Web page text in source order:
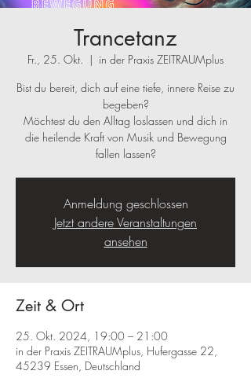
Trancetanz
Fr., 25. Okt.
  |
in der Praxis ZEITRAUMplus
Bist du bereit, dich auf eine tiefe, innere Reise zu
begeben?
Möchtest du den Alltag loslassen und dich in
die heilende Kraft von Musik und Bewegung
fallen lassen?
Anmeldung geschlossen
Jetzt andere Veranstaltungen
ansehen
Zeit & Ort
25. Okt. 2024, 19:00 – 21:00
in der Praxis ZEITRAUMplus, Hufergasse 22,
45239 Essen, Deutschland